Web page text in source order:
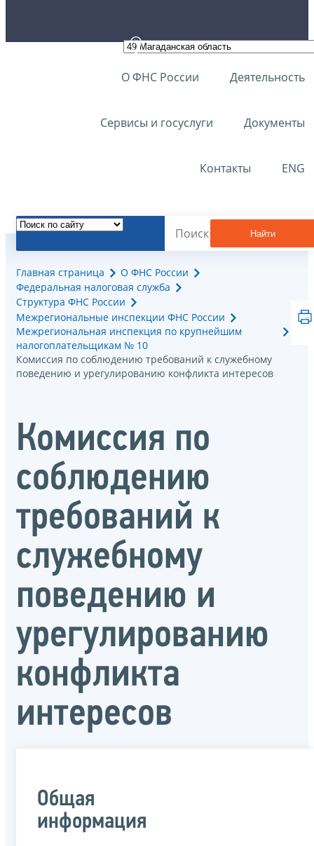
О ФНС России Деятельность
Сервисы и госуслуги Документы
Контакты ENG
Найти
Главная страница
О ФНС России
Федеральная налоговая служба
Структура ФНС России
Межрегиональные инспекции ФНС России
Межрегиональная инспекция по крупнейшим
налогоплательщикам № 10
Комиссия по соблюдению требований к служебному
поведению и урегулированию конфликта интересов
Комиссия по
соблюдению
требований к
служебному
поведению и
урегулированию
конфликта
интересов
Общая
информация